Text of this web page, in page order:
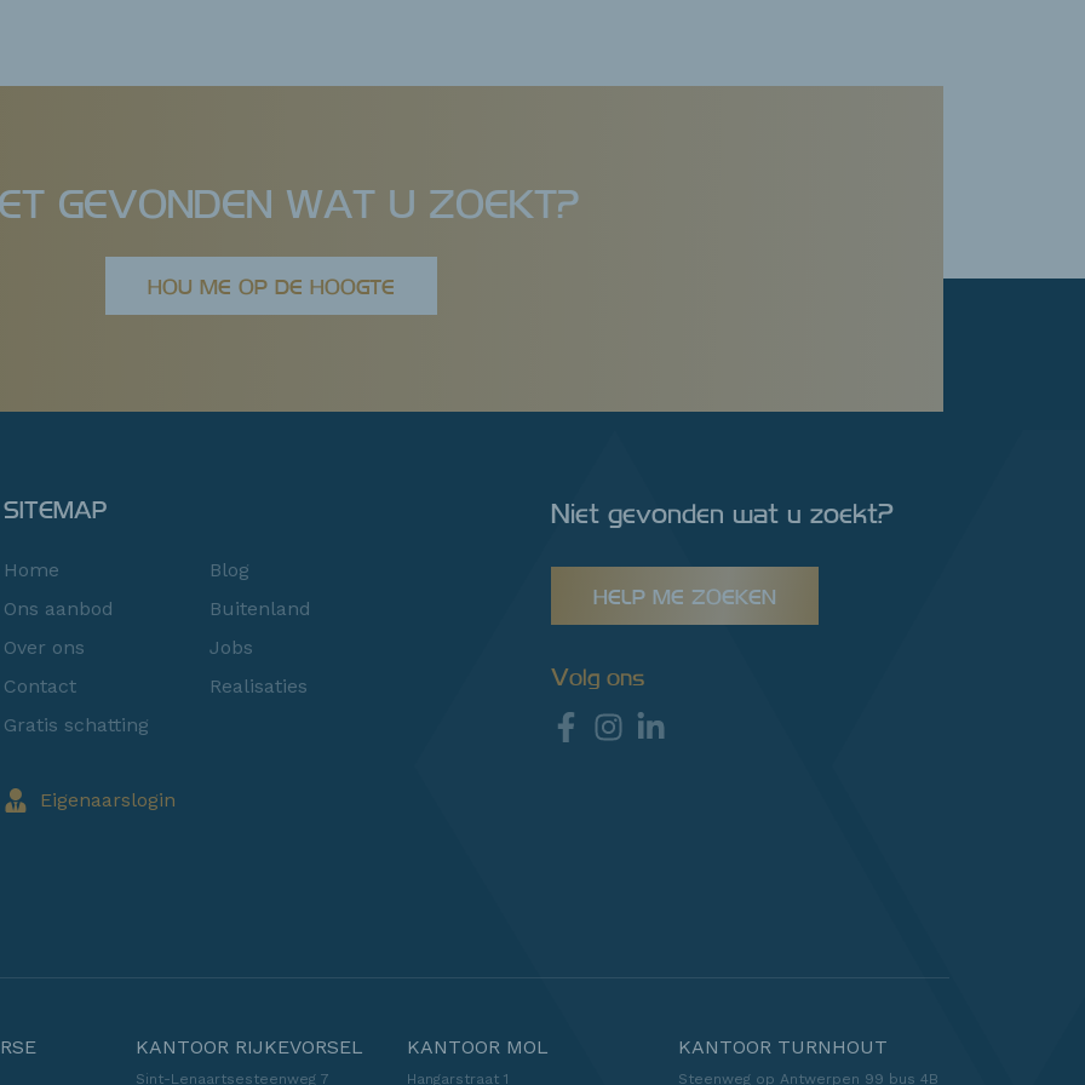
GEVONDEN WAT U ZOEKT?
HOU ME OP DE HOOGTE
Niet gevonden wat u zoekt?
SITEMAP
Home
Ons aanbod
Over ons
Contact
Gratis schatting
Blog
Buitenland
Jobs
Realisaties
HELP ME ZOEKEN
Volg ons
KANTOOR RIJKEVORSEL
Sint-Lenaartsesteenweg 7
KANTOOR MOL
Hangarstraat 1
KANTOOR TURNHOUT
Steenweg op Antwerpen 99 bus 4B
Eigenaarslogin